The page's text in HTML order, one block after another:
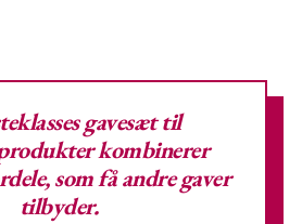
gavesæt til
kombinerer
som få andre gaver
tilbyder.